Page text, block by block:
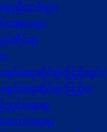
ရေးညီလာခံများ
အနားများ
ျုပ်ဆိုင်ရာ
း
းချမ်းရေးဆိုင်ရာ(ပြည်တွင်း)
းချမ်းရေးဆိုင်ရာ(ပြည်ပ)
တွင်းရေးရာ
တကာရေးရာ